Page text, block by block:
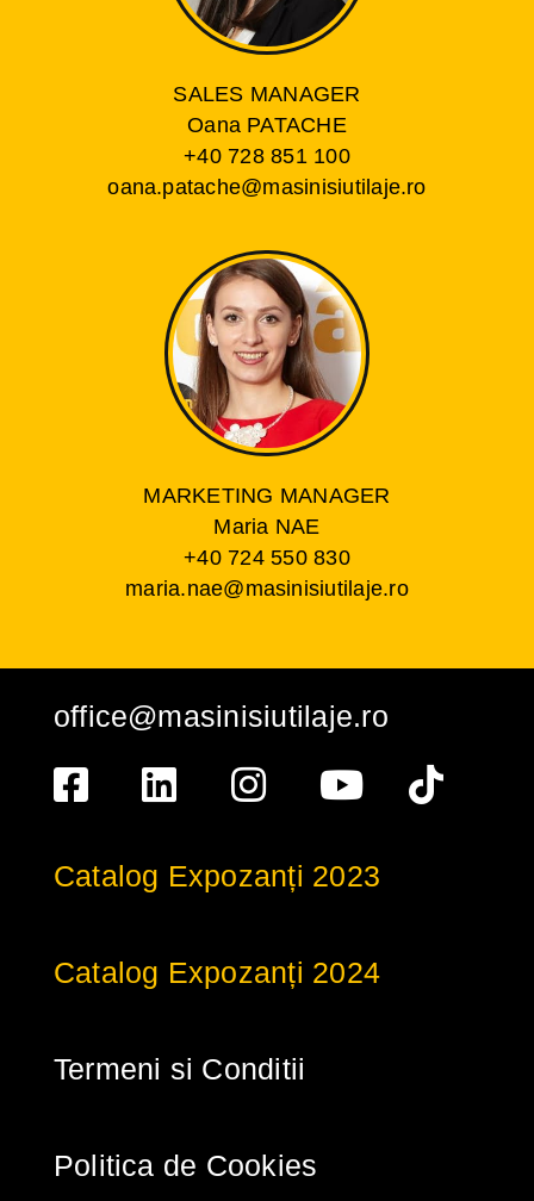
SALES MANAGER
Oana PATACHE
+40 728 851 100
oana.patache@masinisiutilaje.ro
MARKETING MANAGER
Maria NAE
+40 724 550 830
maria.nae@masinisiutilaje.ro
office@masinisiutilaje.ro
Catalog Expozanți 2023
Catalog Expozanți 2024
Termeni si Conditii
Politica de Cookies